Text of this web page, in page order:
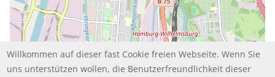
Willkommen auf dieser fast Cookie freien Webseite. Wenn Sie
uns unterstützen wollen, die Benutzerfreundlichkeit dieser